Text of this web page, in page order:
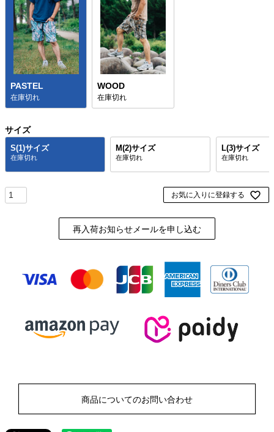
PASTEL
在庫切れ
WOOD
在庫切れ
サイズ
S(1)サイズ M(2)サイズ L(3)サイズ
お気に入りに登録する
再入荷お知らせメールを申し込む
商品についてのお問い合わせ